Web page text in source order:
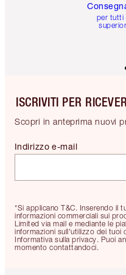
per tutti
ISCRIVITI PER
Scopri in anteprima nuovi
*Si applicano T&C. Inserendo il
informazioni commerciali sui
Limited via mail e mediante le
informazioni sull'utilizzo dei tuoi
Informativa sulla privacy. Puoi
momento contattandoci.
Indirizzo e-mail